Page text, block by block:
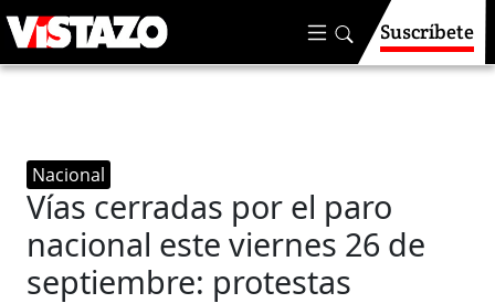
Suscríbete
Nacional
Vías cerradas por el paro
nacional este viernes 26 de
septiembre: protestas